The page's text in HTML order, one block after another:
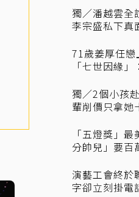
獨／潘越雲全
李宗盛私下真
71歲姜厚任
「七世因緣
獨／2個小孩
輩削價只拿她
「五燈獎」
分帥兒」要百
演藝工會終於
字卻立刻掛電